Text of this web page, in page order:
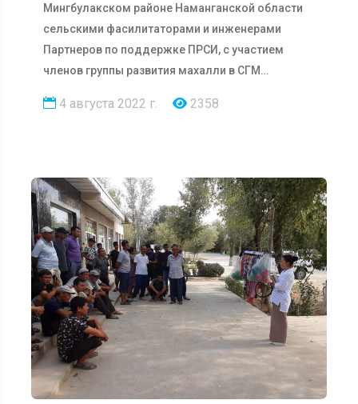
Мингбулакском районе Наманганской области
сельскими фасилитаторами и инженерами
Партнеров по поддержке ПРСИ, с участием
членов группы развития махалли в СГМ
4 августа 2022 г. 2358